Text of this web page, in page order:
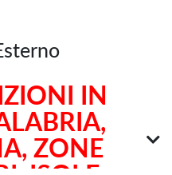
IN
ZONE